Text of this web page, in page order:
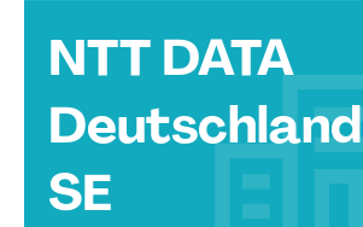
NTT DATA
Deutschland
SE